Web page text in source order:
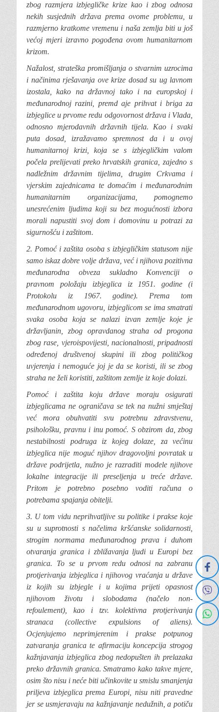
zbog razmjera izbjegličke krize kao i zbog odnosa
nekih susjednih država prema ovome problemu, u
razmjerno kratkome vremenu i naša zemlja biti u još
većoj mjeri izravno pogođena ovom humanitarnom
krizom.
Nažalost, strateška promišljanja o stvarnim uzrocima
i načinima rješavanja ove krize dosad su ug lavnom
izostala, kako na državnoj tako i na europskoj i
međunarodnoj razini, premd aje prihvat i briga za
izbjeglice u prvome redu odgovornost država i Vlada,
odnosno mjerodavnih državnih tijela. Kao i svaki
puta dosad, izražavamo spremnost da i u ovoj
humanitarnoj krizi, koja se s izbjegličkim valom
počela prelijevati preko hrvatskih granica, zajedno s
nadležnim državnim tijelima, drugim Crkvama i
vjerskim zajednicama te domaćim i međunarodnim
humanitarnim organizacijama, pomognemo
unesrećenim ljudima koji su bez mogućnosti izbora
morali napustiti svoj dom i domovinu u potrazi za
sigurnošću i zaštitom.
2. Pomoć i zaštita osoba s izbjegličkim statusom nije
samo iskaz dobre volje država, već i njihova pozitivna
međunarodna obveza sukladno Konvenciji o
pravnom položaju izbjeglica iz 1951. godine (i
Protokolu iz 1967. godine). Prema tom
međunarodnom ugovoru, izbjeglicom se ima smatrati
svaka osoba koja se nalazi izvan zemlje koje je
državljanin, zbog opravdanog straha od progona
zbog rase, vjeroispovijesti, nacionalnosti, pripadnosti
određenoj društvenoj skupini ili zbog političkog
uvjerenja i nemoguće joj je da se koristi, ili se zbog
straha ne želi koristiti, zaštitom zemlje iz koje dolazi.
Pomoć i zaštita koju države moraju osigurati
izbjeglicama ne ograničava se tek na nužni smještaj
već mora obuhvatiti svu potrebnu zdravstvenu,
psihološku, pravnu i inu pomoć. S obzirom da, zbog
nestabilnosti podruga iz kojeg dolaze, za većinu
izbjeglica nije moguć njihov dragovoljni povratak u
države podrijetla, nužno je razraditi modele njihove
lokalne integracije ili preseljenja u treće države.
Pritom je potrebno posebno voditi računa o
potrebama spajanja obitelji.
3. U tom vidu neprihvatljivesu politike i prakse koje
su u suprotnosti s načelima kršćanske solidarnosti,
strogim normama međunarodnog prava i duhom
otvaranja granica i zbližavanja ljudi u Europi bez
granica. To se u prvom redu odnosi na zabranu
protjerivanja izbjeglica i njihovog vraćanja u države
iz kojih su izbjegle i u kojima prijeti opasnost
njihovom životu i slobodama (načelo non-
refoulement), kao i tzv. kolektivna protjerivanja
stranaca (collective expulsions of aliens).
Ocjenjujemo neprimjerenim i prakse potpunog
zatvaranja granica te afirmaciju koncepcija strogog
kažnjavanja izbjeglica zbog nedopušten ih prelazaka
preko državnih granica. Smatramo kako takve mjere,
osim što nisu i neće biti učinkovite u smislu smanjenja
priljeva izbjeglica prema Europi, nisu niti pravedne
jer se usmjeravaju na kažnjavanje nedužnih, a potiču